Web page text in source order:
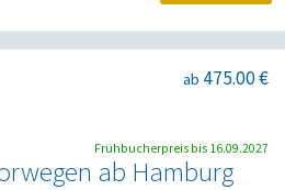
ab Hamburg
ab 475.00 €
Frühbucherpreis bis 16.09.2027